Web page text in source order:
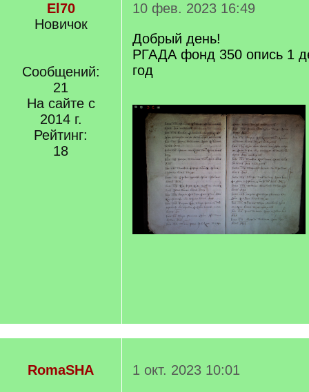
El70
Новичок
Сообщений:
21
На сайте с
2014 г.
Рейтинг:
18
10 фев. 2023 16:49
Добрый день!
РГАДА фонд 350 опись 1
год
RomaSHA
1 окт. 2023 10:01